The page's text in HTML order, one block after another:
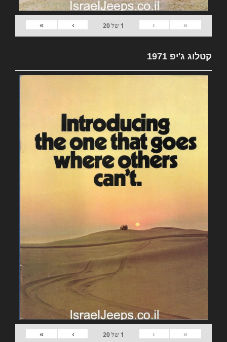
«
‹
1 של20
›
»
קטלוג ג'יפ 1971
«
‹
1 של20
›
»